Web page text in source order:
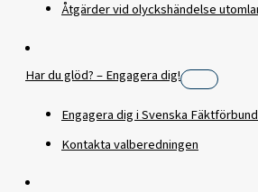
Åtgärder vid olyckshändelse
Har du glöd? – Engagera dig!
Engagera dig i Svenska
Kontakta valberedningen